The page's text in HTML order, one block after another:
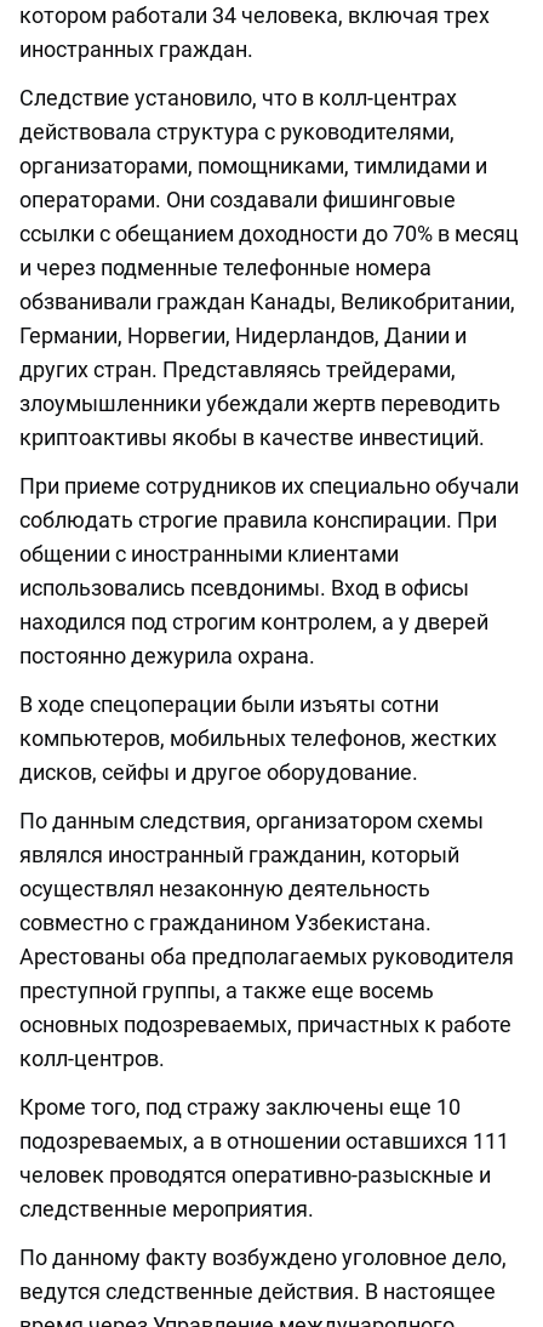
котором работали 34 человека, включая трех
иностранных граждан.
Следствие установило, что в колл-центрах
действовала структура с руководителями,
организаторами, помощниками, тимлидами и
операторами. Они создавали фишинговые
ссылки с обещанием доходности до 70% в месяц
и через подменные телефонные номера
обзванивали граждан Канады, Великобритании,
Германии, Норвегии, Нидерландов, Дании и
других стран. Представляясь трейдерами,
злоумышленники убеждали жертв переводить
криптоактивы якобы в качестве инвестиций.
При приеме сотрудников их специально обучали
соблюдать строгие правила конспирации. При
общении с иностранными клиентами
использовались псевдонимы. Вход в офисы
находился под строгим контролем, а у дверей
постоянно дежурила охрана.
В ходе спецоперации были изъяты сотни
компьютеров, мобильных телефонов, жестких
дисков, сейфы и другое оборудование.
По данным следствия, организатором схемы
являлся иностранный гражданин, который
осуществлял незаконную деятельность
совместно с гражданином Узбекистана.
Арестованы оба предполагаемых руководителя
преступной группы, а также еще восемь
основных подозреваемых, причастных к работе
колл-центров.
Кроме того, под стражу заключены еще 10
подозреваемых, а в отношении оставшихся 111
человек проводятся оперативно-разыскные и
следственные мероприятия.
По данному факту возбуждено уголовное дело,
ведутся следственные действия. В настоящее